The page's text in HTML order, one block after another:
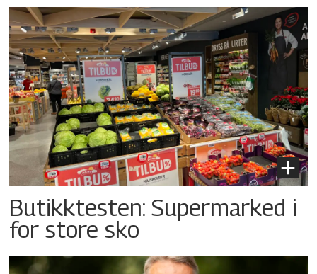
Butikktesten: Supermarked i
for store sko